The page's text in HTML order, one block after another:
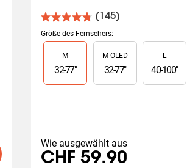
(145)
4.7
von
5
Sternen.
145
Bewertungen
Größe des Fernsehers:
Slide 1 of 3
M
32-77"
M OLED
32-77"
L
40-100"
Wie ausgewählt aus
CHF 59.90